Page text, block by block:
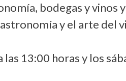
bodegas y vinos
y el arte del
13:00 horas y los